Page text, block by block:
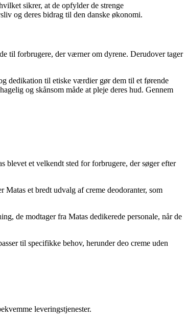
sikrer, at de opfylder de strenge
og deres bidrag til den danske økonomi.
til forbrugere, der værner om dyrene. Derudover tager
dedikation til etiske værdier gør dem til et førende
og skånsom måde at pleje deres hud. Gennem
blevet et velkendt sted for forbrugere, der søger efter
et bredt udvalg af creme deodoranter, som
de modtager fra Matas dedikerede personale, når de
til specifikke behov, herunder deo creme uden
leveringstjenester.